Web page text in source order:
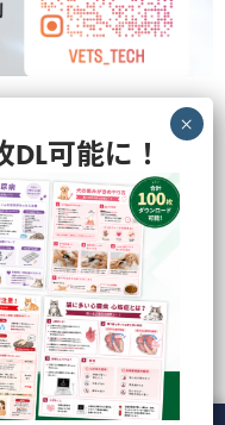
側などを色々と発信してお
Tag Cloud
可能に！